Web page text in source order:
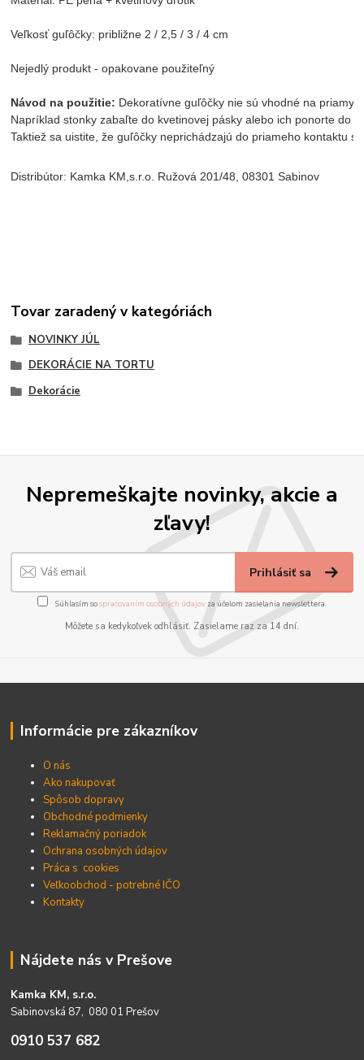
Veľkosť guľôčky: približne 2 / 2,5 / 3 / 4 cm
Nejedlý produkt - opakovane použiteľný
Návod na použitie: Dekoratívne guľôčky nie sú vhodné na priamy
Napríklad stonky zabaľte do kvetinovej pásky alebo ich ponorte do
Taktiež sa uistite, že guľôčky neprichádzajú do priameho kontaktu
Distribútor: Kamka KM,s.r.o. Ružová 201/48, 08301 Sabinov
Tovar zaradený v kategóriách
NOVINKY JÚL
DEKORÁCIE NA TORTU
Dekorácie
Nepremeškajte novinky, akcie a
zľavy!
Prihlásiť sa
Súhlasím sospracovaním osobných údajov za účelom zasielania newslettera.
Môžete sa kedykoľvek odhlásiť. Zasielame raz za 14 dní.
Informácie pre zákazníkov
O nás
Ako nakupovať
Spôsob dopravy
Obchodné podmienky
Reklamačný poriadok
Ochrana osobných údajov
Práca s cookies
Veľkoobchod - potrebné IČO
Kontakty
Nájdete nás v Prešove
Kamka KM, s.r.o.
Sabinovská 87, 080 01 Prešov
0910 537 682